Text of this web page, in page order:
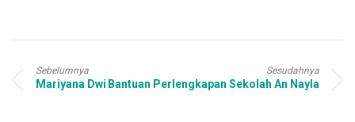
Sebelumnya
Mariyana Dwi
Sesudahnya
Bantuan Perlengkapan Sekolah An Nayla